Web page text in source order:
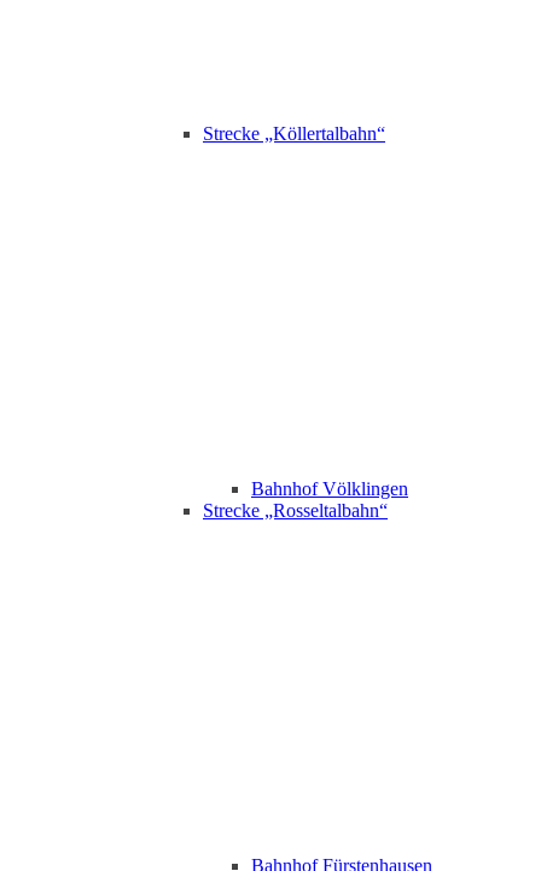
Strecke „Köllertalbahn“
Bahnhof Völklingen
Strecke „Rosseltalbahn“
Bahnhof Fürstenhausen